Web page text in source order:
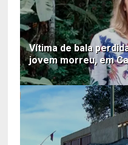
Vítima de bala
jovem morreu, em